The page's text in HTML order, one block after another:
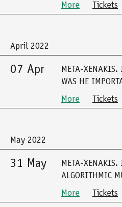
More
Tickets
April 2022
07 Apr
META-
WAS HE
More
Tickets
May 2022
31 May
META-
ALGORITHMIC
More
Tickets